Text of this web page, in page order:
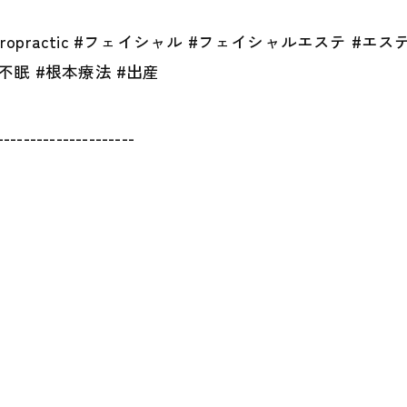
#フェイシャル #フェイシャルエステ #エス
眠 #根本療法 #出産